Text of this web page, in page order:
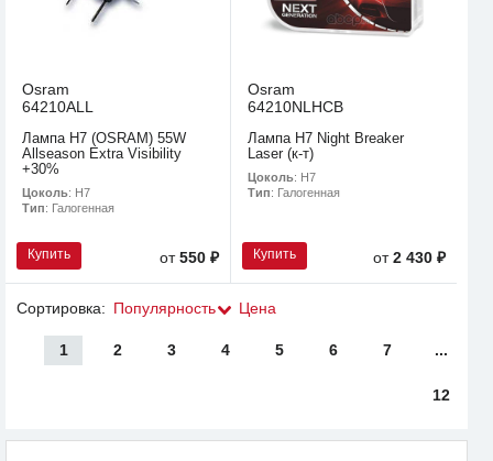
Osram
64210ALL
Лампа H7 (OSRAM) 55W
Allseason Extra Visibility
+30%
Цоколь: H7
Тип: Галогенная
Купить от550 ₽
Osram
64210NLHCB
Лампа H7 Night Breaker
Laser (к-т)
Цоколь: H7
Тип: Галогенная
Купить от2 430 ₽
Сортировка: Популярность Цена
1 2 3 4 5 6 7 ...
12